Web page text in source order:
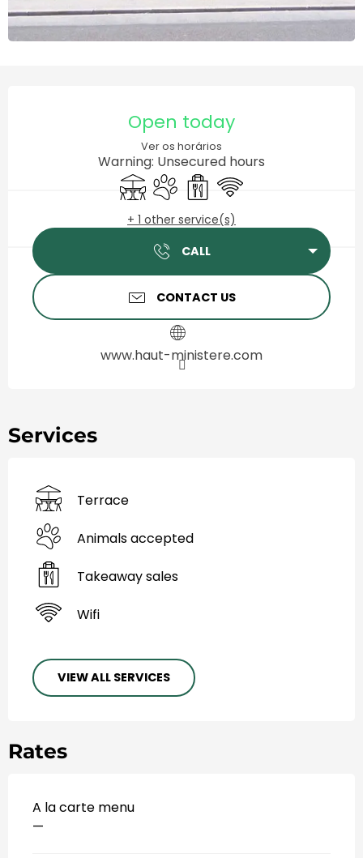
Open today
Ver os horários
Warning: Unsecured hours
TerraceAnimals accepted
Takeaway sales
Wifi
+ 1 other service(s)
CALL
CONTACT US
www.haut-ministere.com
Services
Terrace
Animals accepted
Takeaway sales
Wifi
VIEW ALL SERVICES
Rates
A la carte menu
—